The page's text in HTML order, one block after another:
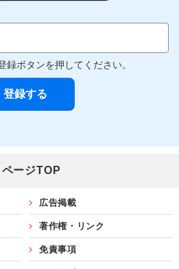
録ボタンを押してください。
ページTOP
広告掲載
著作権・リンク
免責事項